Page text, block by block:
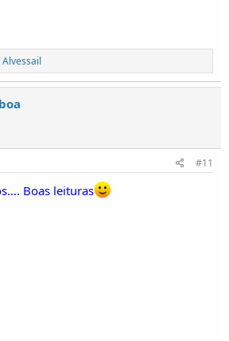
Alvessail
#11
Boas leituras